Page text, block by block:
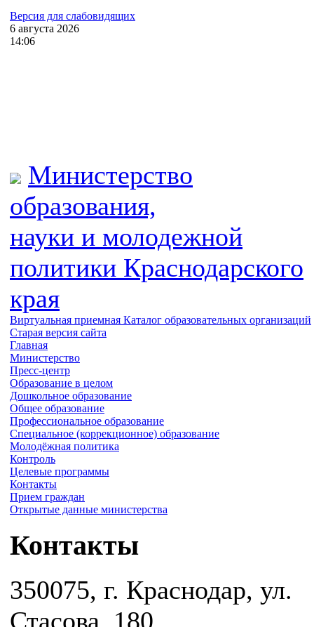
Версия для слабовидящих
6 августа 2026
14:06
Министерство
образования,
науки и молодежной
политики Краснодарского
края
Виртуальная приемная Каталог образовательных организаций
Старая версия сайта
Главная
Министерство
Пресс-центр
Образование в целом
Дошкольное образование
Общее образование
Профессиональное образование
Специальное (коррекционное) образование
Молодёжная политика
Контроль
Целевые программы
Контакты
Прием граждан
Открытые данные министерства
Контакты
350075, г. Краснодар, ул.
Стасова, 180